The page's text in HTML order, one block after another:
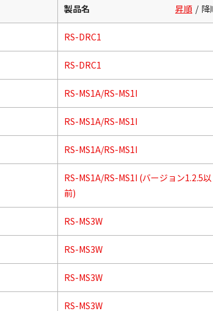
製品名 昇順 降
RS-DRC1
RS-DRC1
RS-MS1A/RS-MS1I
RS-MS1A/RS-MS1I
RS-MS1A/RS-MS1I
RS-MS1A/RS-MS1I (バージョン1.2.5以
前)
RS-MS3W
RS-MS3W
RS-MS3W
RS-MS3W